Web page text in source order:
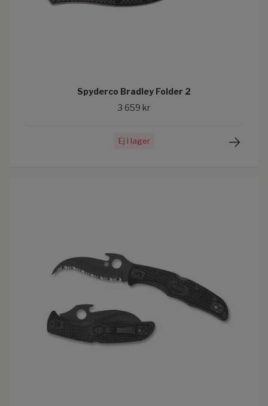
Spyderco Bradley Folder 2
3 659 kr
Ej i lager